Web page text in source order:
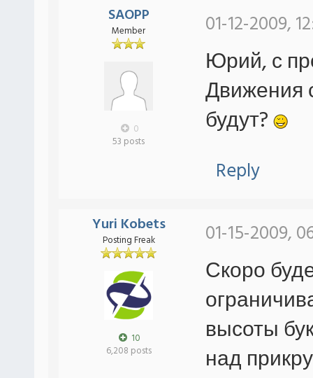
SAOPP
Member
0
53 posts
01-12-2009,
Юрий, с
Движения
будут?
Reply
Yuri Kobets
Posting Freak
10
6,208 posts
01-15-2009,
Скоро
высоты
над